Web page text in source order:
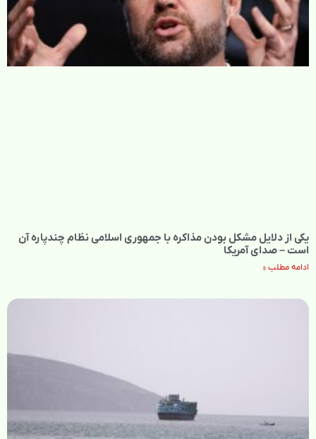
یکی از دلایل مشکل بودن مذاکره با جمهوری اسلامی نظام چندپاره آن
است – صدای آمریکا
ادامه مطلب »